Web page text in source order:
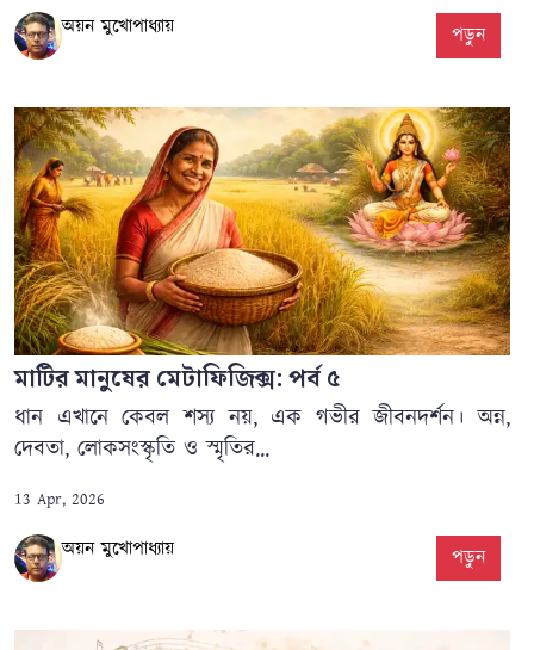
অয়ন মুখোপাধ্যায় পড়ুন
মাটির মানুষের মেটাফিজিক্স: পর্ব ৫
ধান এখানে কেবল শস্য নয়, এক গভীর জীবনদর্শন। অন্ন,
দেবতা, লোকসংস্কৃতি ও স্মৃতির...
13 Apr, 2026
অয়ন মুখোপাধ্যায় পড়ুন